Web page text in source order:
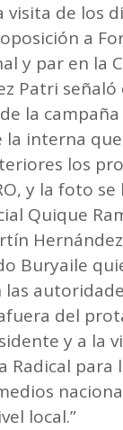
visita de los
a
y par en la
Patri
la
la interna
los
y la foto se
Quique
Buryaile
del
y a la
Radical para
local.”